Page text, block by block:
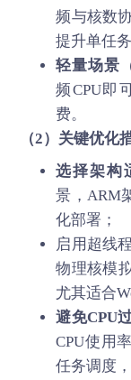
频与核数
提升单任
轻量场景
频CPU即
费。
（2）关键优化
选择架构
景，ARM
化部署；
启用超线
物理核模
尤其适合
避免CPU
CPU使用
任务调度